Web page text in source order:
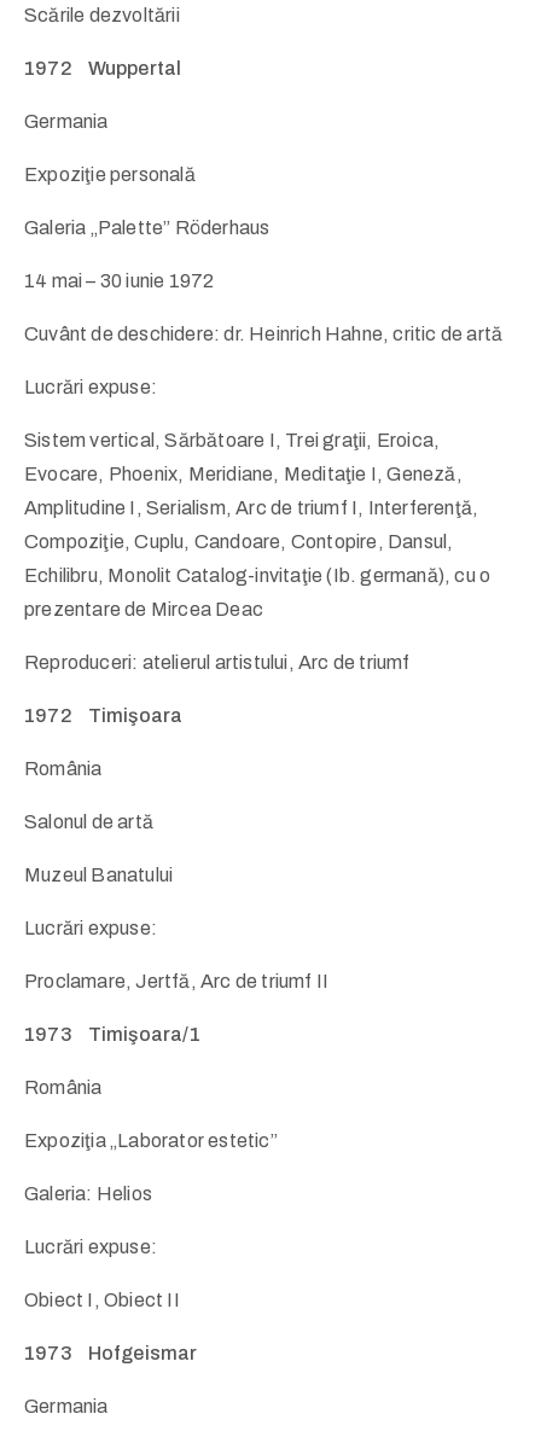
Scările dezvoltării
1972 Wuppertal
Germania
Expoziţie personală
Galeria „Palette” Röderhaus
14 mai – 30 iunie 1972
Cuvânt de deschidere: dr. Heinrich Hahne, critic de artă
Lucrări expuse:
Sistem vertical, Sărbătoare I, Trei graţii, Eroica,
Evocare, Phoenix, Meridiane, Meditaţie I, Geneză,
Amplitudine I, Serialism, Arc de triumf I, Interferenţă,
Compoziţie, Cuplu, Candoare, Contopire, Dansul,
Echilibru, Monolit Catalog-invitaţie (Ib. germană), cu o
prezentare de Mircea Deac
Reproduceri: atelierul artistului, Arc de triumf
1972 Timişoara
România
Salonul de artă
Muzeul Banatului
Lucrări expuse:
Proclamare, Jertfă, Arc de triumf II
1973 Timişoara/1
România
Expoziţia „Laborator estetic”
Galeria: Helios
Lucrări expuse:
Obiect I, Obiect II
1973 Hofgeismar
Germania